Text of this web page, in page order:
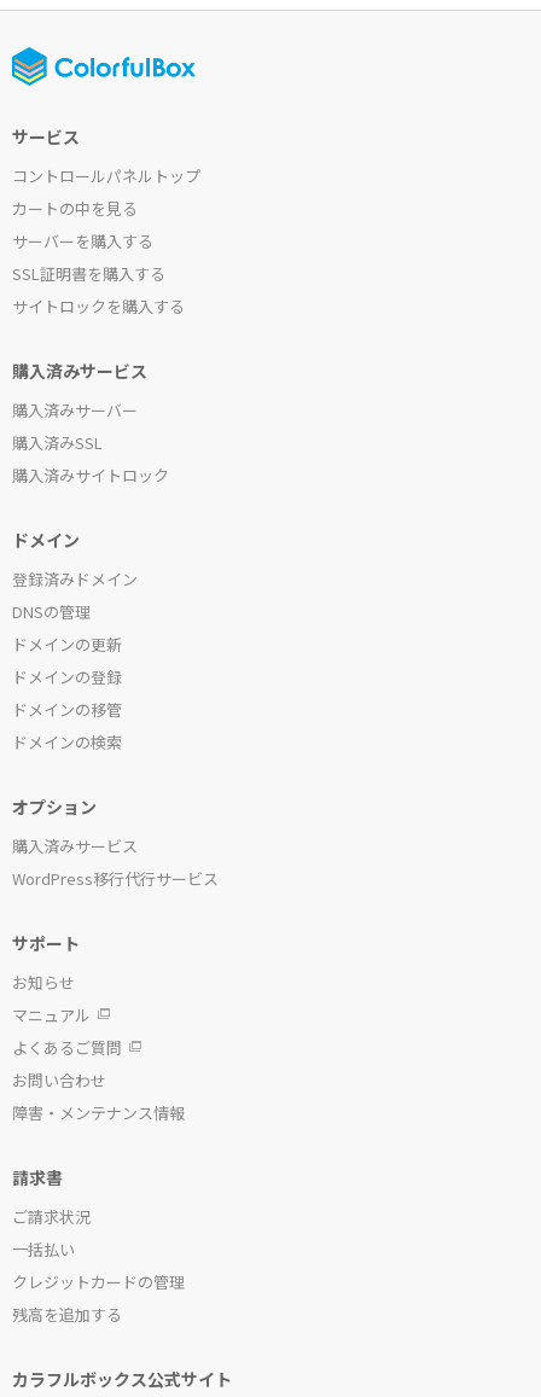
サービス
コントロールパネルトップ
カートの中を見る
サーバーを購入する
SSL証明書を購入する
サイトロックを購入する
購入済みサービス
購入済みサーバー
購入済みSSL
購入済みサイトロック
ドメイン
登録済みドメイン
DNSの管理
ドメインの更新
ドメインの登録
ドメインの移管
ドメインの検索
オプション
購入済みサービス
WordPress移行代行サービス
サポート
お知らせ
マニュアル
よくあるご質問
お問い合わせ
障害・メンテナンス情報
請求書
ご請求状況
一括払い
クレジットカードの管理
残高を追加する
カラフルボックス公式サイト